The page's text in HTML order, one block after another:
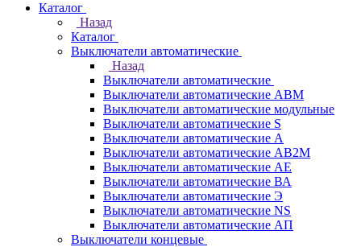
Каталог
Назад
Каталог
Выключатели автоматические
Назад
Выключатели автоматические
Выключатели автоматические АВМ
Выключатели автоматические модульные
Выключатели автоматические S
Выключатели автоматические А
Выключатели автоматические АВ2М
Выключатели автоматические АЕ
Выключатели автоматические ВА
Выключатели автоматические Э
Выключатели автоматические NS
Выключатели автоматические АП
Выключатели концевые